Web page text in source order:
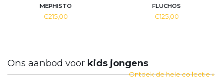
MEPHISTO
€215,00
FLUCHOS
€125,00
Ons aanbod voor kids jongens
Ontdek de hele collectie »